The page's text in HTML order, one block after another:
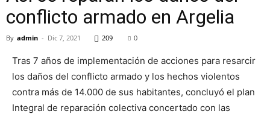
conflicto armado en Argelia
By admin - Dic 7, 2021 209 0
Tras 7 años de implementación de acciones para resarcir
los daños del conflicto armado y los hechos violentos
contra más de 14.000 de sus habitantes, concluyó el plan
Integral de reparación colectiva concertado con las